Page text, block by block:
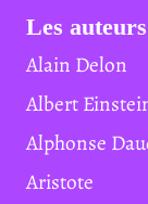
Les auteurs
Alain Delon
Albert
Alphonse
Aristote